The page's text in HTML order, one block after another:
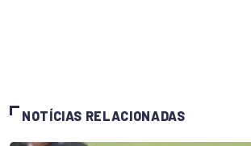
NOTÍCIAS RELACIONADAS